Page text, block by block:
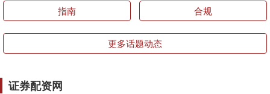
指南 合规
更多话题动态
证券配资网